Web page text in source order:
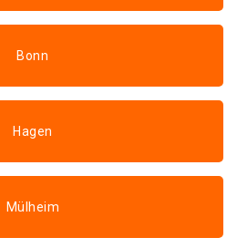
Bonn
Hagen
Mülheim